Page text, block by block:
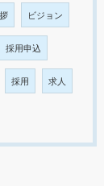
ビジョン
採用申込
採用 求人